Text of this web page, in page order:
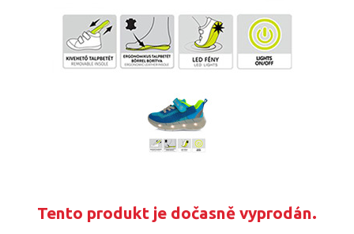
Tento produkt je dočasně vyprodán.